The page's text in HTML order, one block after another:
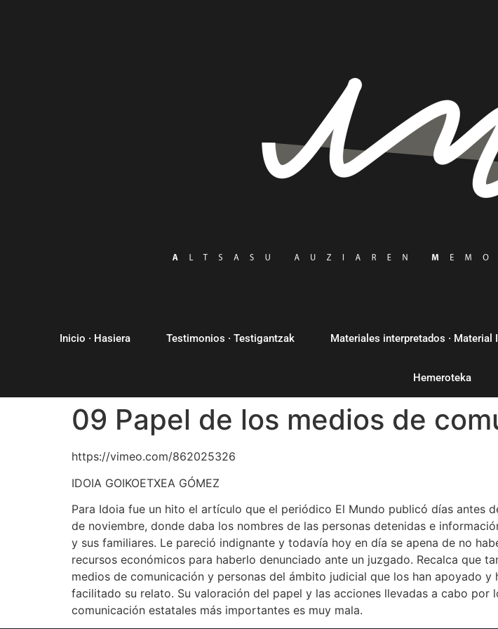
Inicio · Hasiera Testimonios · Testigantzak Materiales interpretados · Material
Hemeroteka
09 Papel de los medios de
https://vimeo.com/862025326
IDOIA GOIKOETXEA GÓMEZ
Para Idoia fue un hito el artículo que el periódico El Mundo publicó días antes
de noviembre, donde daba los nombres de las personas detenidas e
y sus familiares. Le pareció indignante y todavía hoy en día se apena de no
recursos económicos para haberlo denunciado ante un juzgado. Recalca que
medios de comunicación y personas del ámbito judicial que los han apoyado y
facilitado su relato. Su valoración del papel y las acciones llevadas a cabo por
comunicación estatales más importantes es muy mala.